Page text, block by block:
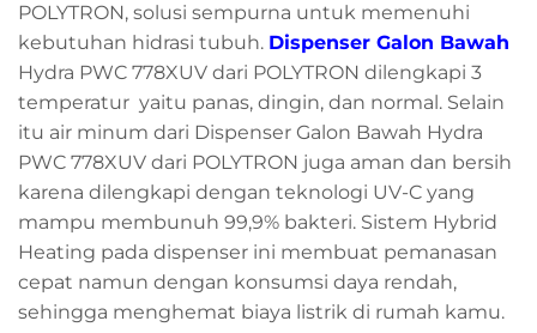
POLYTRON, solusi sempurna untuk memenuhi
kebutuhan hidrasi tubuh. Dispenser Galon Bawah
Hydra PWC 778XUV dari POLYTRON dilengkapi 3
temperatur yaitu panas, dingin, dan normal. Selain
itu air minum dari Dispenser Galon Bawah Hydra
PWC 778XUV dari POLYTRON juga aman dan bersih
karena dilengkapi dengan teknologi UV-C yang
mampu membunuh 99,9% bakteri. Sistem Hybrid
Heating pada dispenser ini membuat pemanasan
cepat namun dengan konsumsi daya rendah,
sehingga menghemat biaya listrik di rumah kamu.